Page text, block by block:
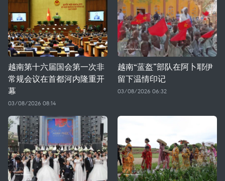
越南第十六届国会第一次非
常规会议在首都河内隆重开
幕
03/08/2026 08:14
越南“蓝盔”部队在阿卜耶伊
留下温情印记
03/08/2026 06:32